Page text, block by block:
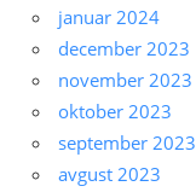
januar 2024
december 2023
november 2023
oktober 2023
september 2023
avgust 2023